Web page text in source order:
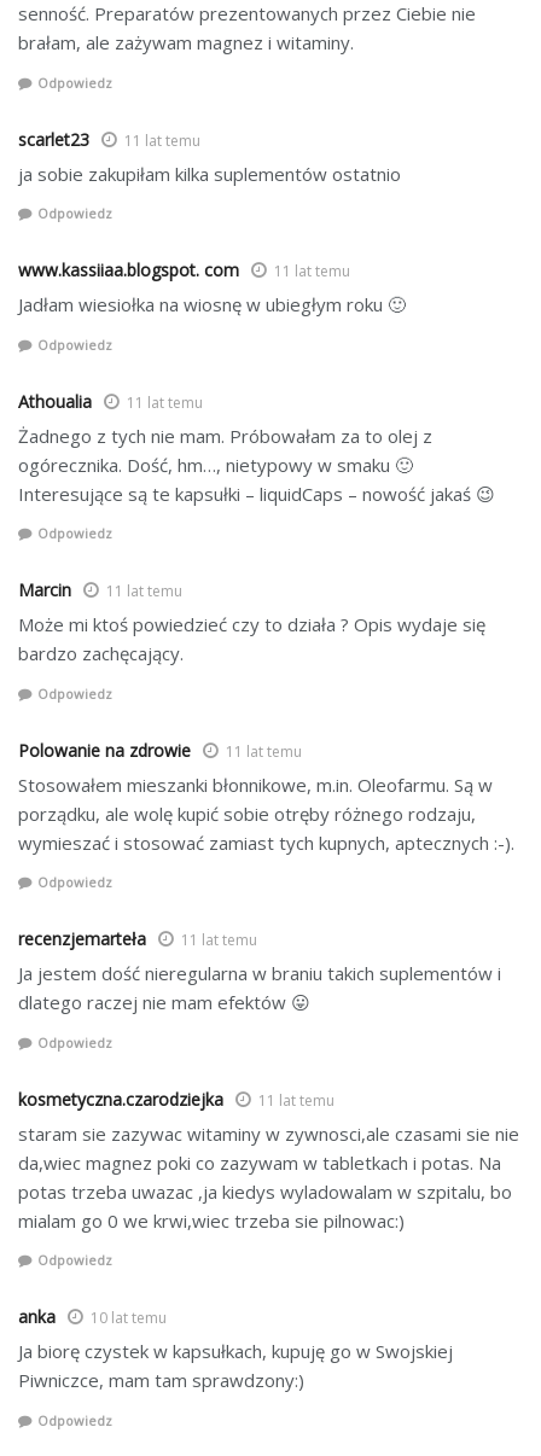
senność. Preparatów prezentowanych przez Ciebie nie
brałam, ale zażywam magnez i witaminy.
Odpowiedz
scarlet23 11 lat temu
ja sobie zakupiłam kilka suplementów ostatnio
Odpowiedz
www.kassiiaa.blogspot. com 11 lat temu
Jadłam wiesiołka na wiosnę w ubiegłym roku 🙂
Odpowiedz
Athoualia 11 lat temu
Żadnego z tych nie mam. Próbowałam za to olej z
ogórecznika. Dość, hm…, nietypowy w smaku 🙂
Interesujące są te kapsułki – liquidCaps – nowość jakaś 😉
Odpowiedz
Marcin 11 lat temu
Może mi ktoś powiedzieć czy to działa ? Opis wydaje się
bardzo zachęcający.
Odpowiedz
Polowanie na zdrowie 11 lat temu
Stosowałem mieszanki błonnikowe, m.in. Oleofarmu. Są w
porządku, ale wolę kupić sobie otręby różnego rodzaju,
wymieszać i stosować zamiast tych kupnych, aptecznych :-).
Odpowiedz
recenzjemarteła 11 lat temu
Ja jestem dość nieregularna w braniu takich suplementów i
dlatego raczej nie mam efektów 😛
Odpowiedz
kosmetyczna.czarodziejka 11 lat temu
staram sie zazywac witaminy w zywnosci,ale czasami sie nie
da,wiec magnez poki co zazywam w tabletkach i potas. Na
potas trzeba uwazac ,ja kiedys wyladowalam w szpitalu, bo
mialam go 0 we krwi,wiec trzeba sie pilnowac:)
Odpowiedz
anka 10 lat temu
Ja biorę czystek w kapsułkach, kupuję go w Swojskiej
Piwniczce, mam tam sprawdzony:)
Odpowiedz